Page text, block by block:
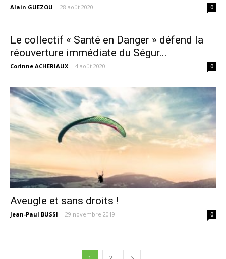
Alain GUEZOU - 28 août 2020 0
Le collectif « Santé en Danger » défend la
réouverture immédiate du Ségur...
Corinne ACHERIAUX - 4 août 2020 0
Aveugle et sans droits !
Jean-Paul BUSSI - 29 novembre 2019 0